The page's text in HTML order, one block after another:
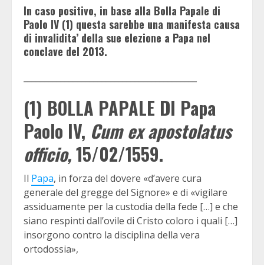
In caso positivo, in base alla Bolla Papale di
Paolo IV (1) questa sarebbe una manifesta causa
di invalidita’ della sue elezione a Papa nel
conclave del 2013.
(1) BOLLA PAPALE DI Papa
Paolo IV, Cum ex apostolatus
officio,15/02/1559.
Il Papa, in forza del dovere «d’avere cura
generale del gregge del Signore» e di «vigilare
assiduamente per la custodia della fede […] e che
siano respinti dall’ovile di Cristo coloro i quali […]
insorgono contro la disciplina della vera
ortodossia»,